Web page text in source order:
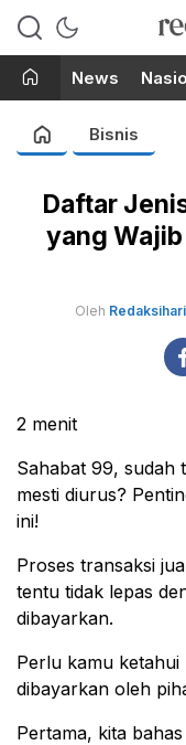
Berita
News
Bisnis
Daftar
yang
Oleh
2 menit
Sahabat 99, sudah
mesti diurus?
ini!
Proses transaksi
tentu tidak lepas
dibayarkan.
Perlu kamu ketahui
dibayarkan oleh
Pertama, kita